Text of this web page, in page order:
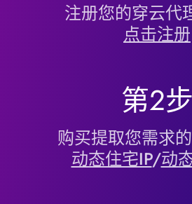
注册您的穿云代
点击注册
第2步
购买提取您需求的
动态住宅IP/动